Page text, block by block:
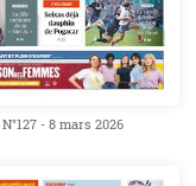
N°127 - 8 mars 2026